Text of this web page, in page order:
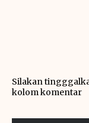
Silakan
kolom komentar